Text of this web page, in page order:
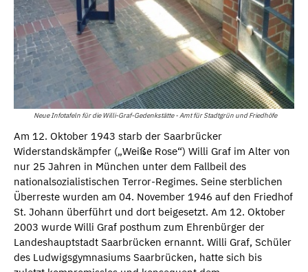
Neue Infotafeln für die Willi-Graf-Gedenkstätte - Amt für Stadtgrün und Friedhöfe
Am 12. Oktober 1943 starb der Saarbrücker
Widerstandskämpfer („Weiße Rose“) Willi Graf im Alter von
nur 25 Jahren in München unter dem Fallbeil des
nationalsozialistischen Terror-Regimes. Seine sterblichen
Überreste wurden am 04. November 1946 auf den Friedhof
St. Johann überführt und dort beigesetzt. Am 12. Oktober
2003 wurde Willi Graf posthum zum Ehrenbürger der
Landeshauptstadt Saarbrücken ernannt. Willi Graf, Schüler
des Ludwigsgymnasiums Saarbrücken, hatte sich bis